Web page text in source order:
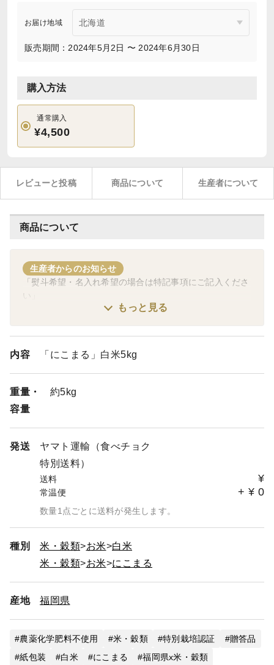
お届け地域
販売期間：2024年5月2日 〜 2024年6月30日
購入方法
通常購入
¥4,500
レビューと投稿 商品について 生産者について
商品について
生産者からのお知らせ
「熨斗希望・名入れ希望の場合は特記事項にご記入くださ
い」
もっと見る
内容 「にこまる」白米5kg
重量・
容量
約5kg
発送
ヤマト運輸（食べチョク
特別送料）
送料 ¥
常温便 + ¥ 0
数量1点ごとに送料が発生します。
種別 米・穀類 お米
白米
米・穀類
お米 にこまる
産地 福岡県
農薬化学肥料不使用 米・穀類 特別栽培認証
贈答品
紙包装
白米 にこまる 福岡県x米・穀類